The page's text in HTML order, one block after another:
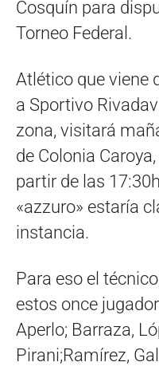
Cosquín para
Torneo Federal.
Atlético que viene
a Sportivo
zona, visitará
de Colonia
partir de las
«azzuro» estaría
instancia.
Para eso el
estos once
Aperlo; Barraza,
Pirani;Ramírez,